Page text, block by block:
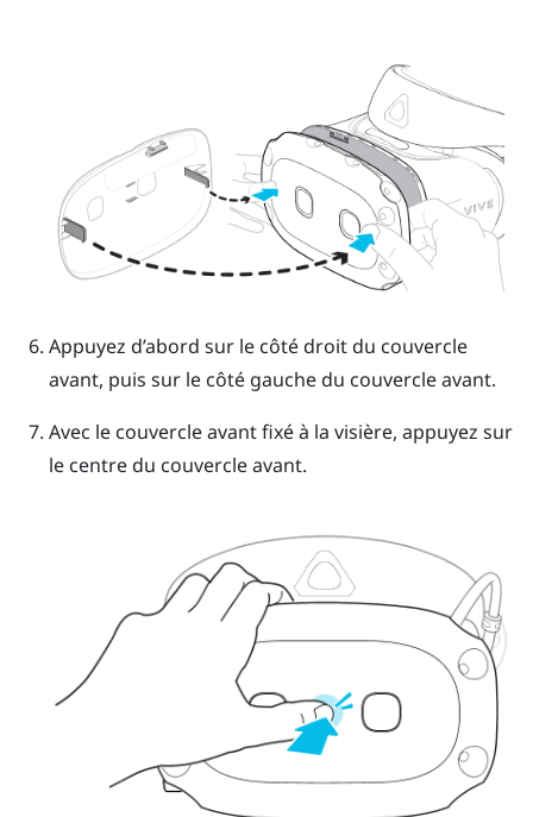
Appuyez d’abord sur le côté droit du couvercle
avant, puis sur le côté gauche du couvercle avant.
Avec le couvercle avant fixé à la visière, appuyez sur
le centre du couvercle avant.